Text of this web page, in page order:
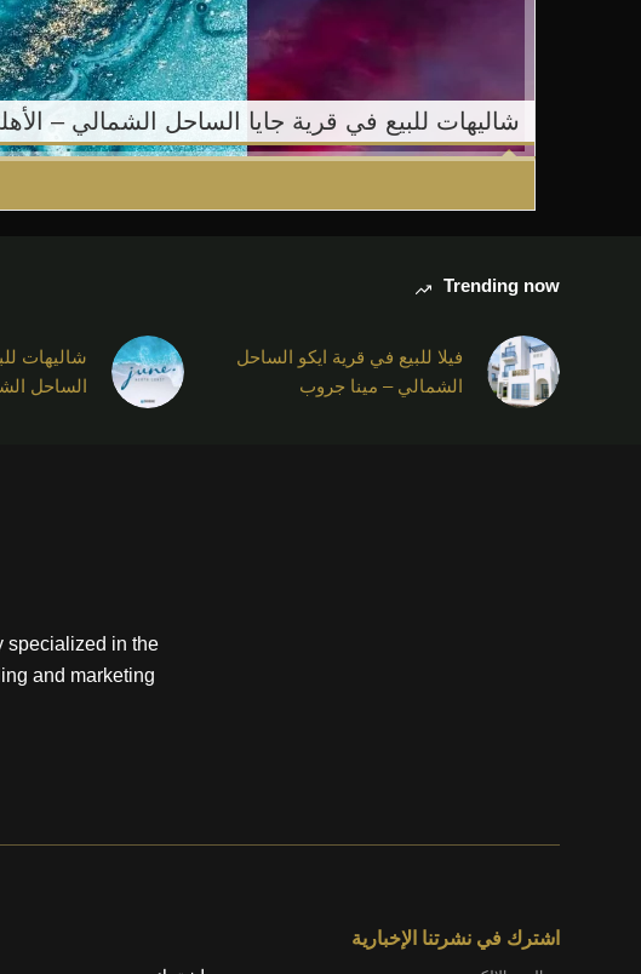
شاليهات للبيع في قرية جايا الساحل الشمالي –
Trending now
فيلا للبيع في قرية ايكو الساحل
الشمالي – مينا جروب
شاليهات
الساحل
specialized in the
and marketing
اشترك في نشرتنا الإخبارية